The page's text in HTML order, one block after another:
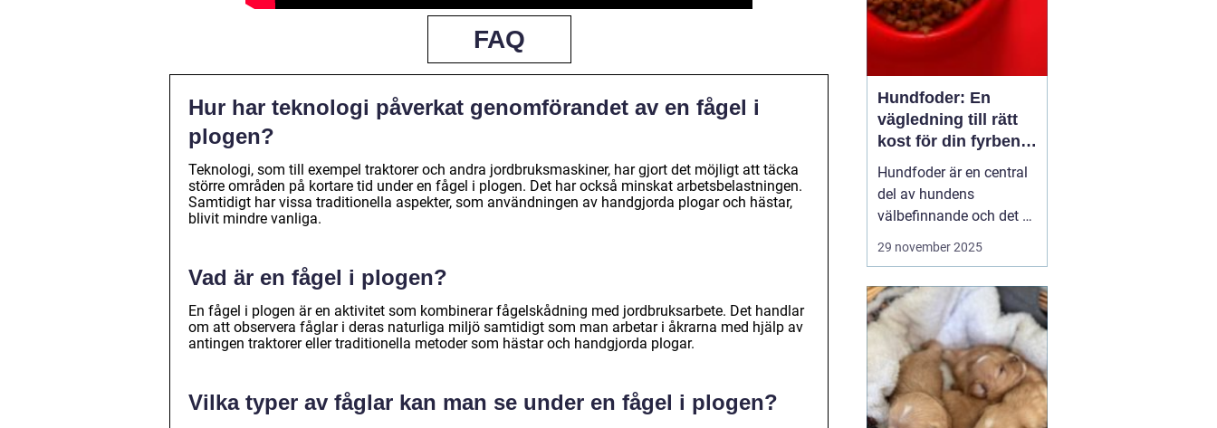
FAQ
Hur har teknologi påverkat genomförandet av en fågel i
plogen?
Teknologi, som till exempel traktorer och andra jordbruksmaskiner, har gjort det möjligt att täcka
större områden på kortare tid under en fågel i plogen. Det har också minskat arbetsbelastningen.
Samtidigt har vissa traditionella aspekter, som användningen av handgjorda plogar och hästar,
blivit mindre vanliga.
Vad är en fågel i plogen?
En fågel i plogen är en aktivitet som kombinerar fågelskådning med jordbruksarbete. Det handlar
om att observera fåglar i deras naturliga miljö samtidigt som man arbetar i åkrarna med hjälp av
antingen traktorer eller traditionella metoder som hästar och handgjorda plogar.
Vilka typer av fåglar kan man se under en fågel i plogen?
Hundfoder: En
vägledning till rätt
kost för din fyrbenta
vän
Hundfoder är en central
del av hundens
välbefinnande och det är
viktigt för alla
näringsrika och lämpliga
kosten för sina älskade
husdjur. Genom...
29 november 2025